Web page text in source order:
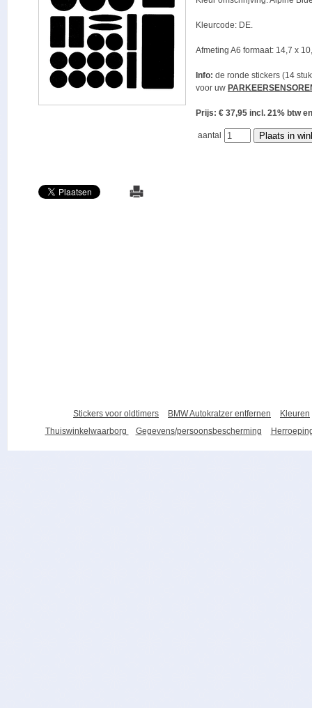
Kleurcode: DE.
Afmeting A6 formaat: 14,7 x
Info: de ronde stickers (14
voor uw
Prijs: € 37,95 incl. 21% btw
aantal
Stickers voor oldtimers BMW Autokratzer entfernen
Kleuren
Thuiswinkelwaarborg
Gegevens/persoonsbescherming